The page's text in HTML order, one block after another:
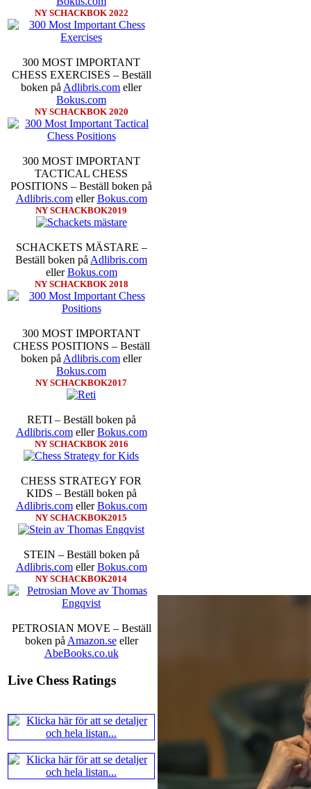
NY SCHACKBOK 2022
300 MOST IMPORTANT
CHESS EXERCISES – Beställ
boken på Adlibris.com eller
Bokus.com
NY SCHACKBOK 2020
300 MOST IMPORTANT
TACTICAL CHESS
POSITIONS – Beställ boken på
Adlibris.comellerBokus.com
NY SCHACKBOK2019
SCHACKETS MÄSTARE –
Beställ boken på Adlibris.com
ellerBokus.com
NY SCHACKBOK 2018
300 MOST IMPORTANT
CHESS POSITIONS – Beställ
boken på Adlibris.com eller
Bokus.com
NY SCHACKBOK2017
RETI – Beställ boken på
Adlibris.comellerBokus.com
NY SCHACKBOK 2016
CHESS STRATEGY FOR
KIDS – Beställ boken på
Adlibris.comellerBokus.com
NY SCHACKBOK2015
STEIN – Beställ boken på
Adlibris.comellerBokus.com
NY SCHACKBOK2014
PETROSIAN MOVE – Beställ
boken på Amazon.seeller
AbeBooks.co.uk
Live Chess Ratings